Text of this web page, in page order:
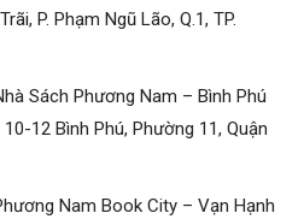
P. Phạm Ngũ Lão, Q.1, TP.
Sách Phương Nam – Bình Phú
12 Bình Phú, Phường 11, Quận
Nam Book City – Vạn Hạnh